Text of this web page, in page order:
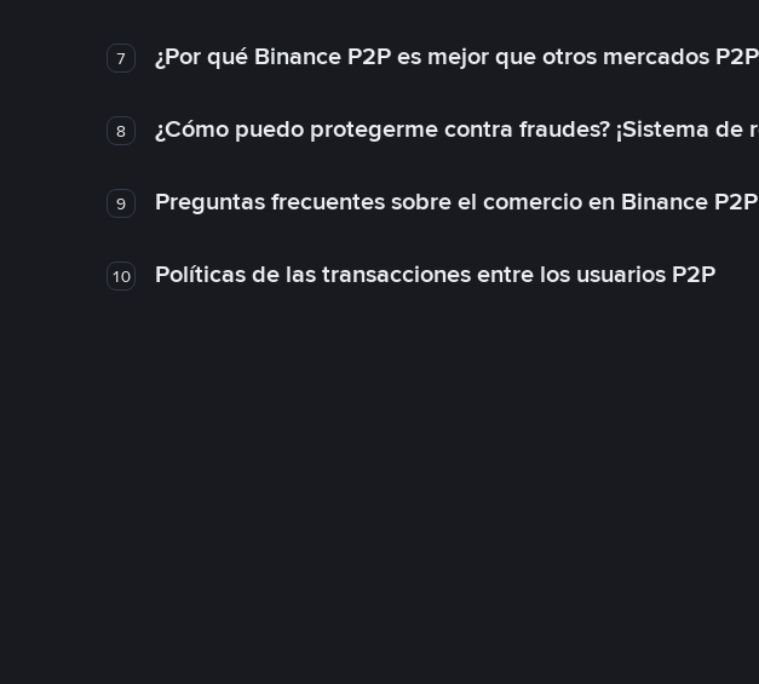
7 ¿Por qué Binance P2P es mejor que otros mercados
8 ¿Cómo puedo protegerme contra fraudes? ¡Sistema de
9 Preguntas frecuentes sobre el comercio en Binance P2P
10 Políticas de las transacciones entre los usuarios P2P